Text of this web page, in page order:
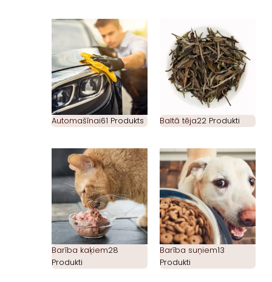
Automašīnai61 Produkts Baltā tēja22 Produkti
Barība kaķiem28
Produkti
Barība suņiem13
Produkti